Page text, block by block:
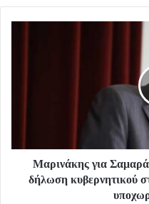
Μαρινάκης για
δήλωση κυβερνητικού